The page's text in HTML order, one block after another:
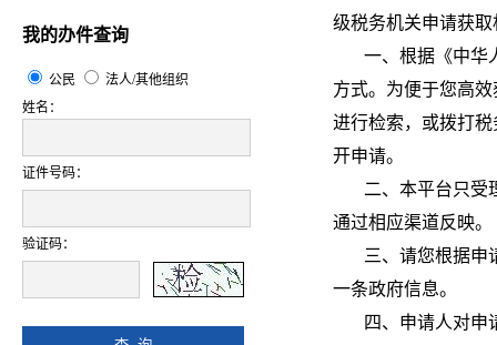
我的办件查询
公民
法人/其他组织
姓名：
证件号码：
验证码：
级税务机关申请获
一、根据《中华人
方式。为便于您高
进行检索，或拨打
开申请。
二、本平台只受理
通过相应渠道反映。
三、请您根据申请
一条政府信息。
四、申请人对申请